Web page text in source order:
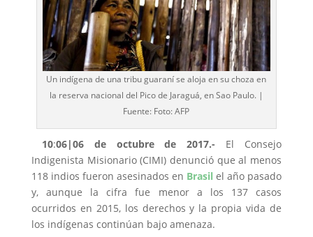
Un indígena de una tribu guaraní se aloja en su choza en
la reserva nacional del Pico de Jaraguá, en Sao Paulo. |
Fuente: Foto: AFP
10:06|06 de octubre de 2017.- El Consejo
Indigenista Misionario (CIMI) denunció que al menos
118 indios fueron asesinados en Brasil el año pasado
y, aunque la cifra fue menor a los 137 casos
ocurridos en 2015, los derechos y la propia vida de
los indígenas continúan bajo amenaza.